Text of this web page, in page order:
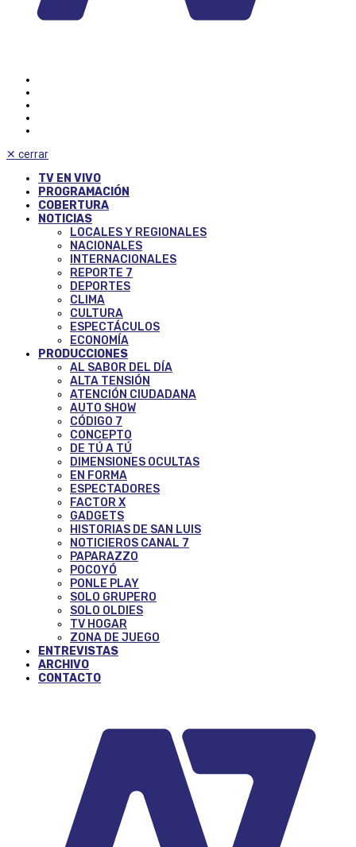
✕ cerrar
TV EN VIVO
PROGRAMACIÓN
COBERTURA
NOTICIAS
LOCALES Y REGIONALES
NACIONALES
INTERNACIONALES
REPORTE 7
DEPORTES
CLIMA
CULTURA
ESPECTÁCULOS
ECONOMÍA
PRODUCCIONES
AL SABOR DEL DÍA
ALTA TENSIÓN
ATENCIÓN CIUDADANA
AUTO SHOW
CÓDIGO 7
CONCEPTO
DE TÚ A TÚ
DIMENSIONES OCULTAS
EN FORMA
ESPECTADORES
FACTOR X
GADGETS
HISTORIAS DE SAN LUIS
NOTICIEROS CANAL 7
PAPARAZZO
POCOYÓ
PONLE PLAY
SOLO GRUPERO
SOLO OLDIES
TV HOGAR
ZONA DE JUEGO
ENTREVISTAS
ARCHIVO
CONTACTO